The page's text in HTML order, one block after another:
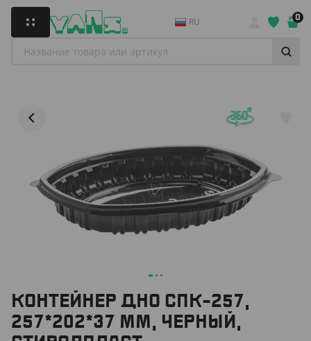
RU 0
КОНТЕЙНЕР ДНО СПК-257,
257*202*37 ММ, ЧЕРНЫЙ,